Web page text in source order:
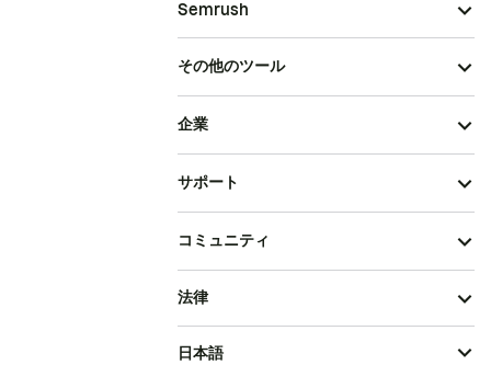
Semrush
その他のツール
企業
サポート
コミュニティ
法律
日本語